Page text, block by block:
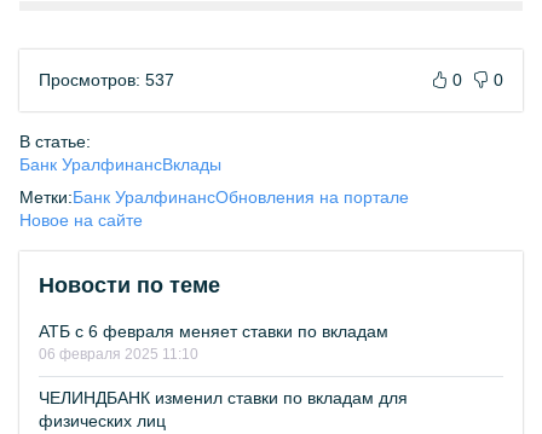
Просмотров: 537 0 0
В статье:
Банк УралфинансВклады
Метки:Банк УралфинансОбновления на портале
Новое на сайте
Новости по теме
АТБ с 6 февраля меняет ставки по вкладам
06 февраля 2025 11:10
ЧЕЛИНДБАНК изменил ставки по вкладам для
физических лиц